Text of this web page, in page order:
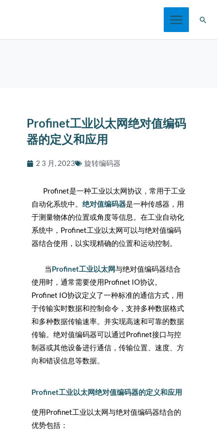
搜
Profinet工业以太网绝对值编码
器的定义和应用
2 3 月, 2023 旋转编码器
Profinet是一种工业以太网协议，常用于工业
自动化系统中。 绝对值编码器是一种传感器，用
于测量物体的位置或角度等信息。在工业自动化
系统中，Profinet工业以太网可以与绝对值编码
器结合使用，以实现精确的位置和运动控制。
当Profinet工业以太网与绝对值编码器结合
使用时，通常需要使用Profinet IO协议。
Profinet IO协议定义了一种标准的通信方式，用
于传输实时数据和控制命令，支持多种数据格式
和多种数据传输速率。并实现高速和可靠的数据
传输。绝对值编码器可以通过Profinet接口与控
制器或其他设备进行通信，传输位置、速度、方
向和错误信息等数据。
Profinet工业以太网绝对值编码器的定义和应用
使用Profinet工业以太网与绝对值编码器结合的
优势包括：